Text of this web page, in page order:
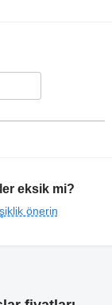
eksik mi?
önerin